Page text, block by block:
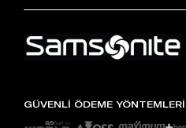
GÜVENLİ ÖDEME YÖNTEMLERİ